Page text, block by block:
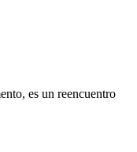
es un reencuentro